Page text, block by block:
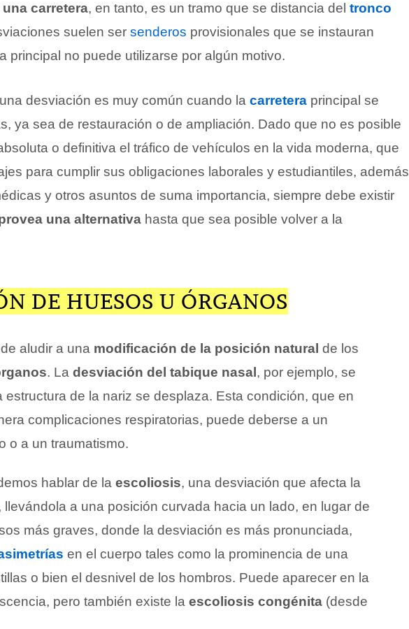
carretera, en tanto, es un tramo que se distancia del tronco
suelen ser senderos provisionales que se instauran
principal no puede utilizarse por algún motivo.
desviación es muy común cuando la carretera principal se
ya sea de restauración o de ampliación. Dado que no es posible
o definitiva el tráfico de vehículos en la vida moderna, que
para cumplir sus obligaciones laborales y estudiantiles, además
y otros asuntos de suma importancia, siempre debe existir
una alternativa hasta que sea posible volver a la
DE HUESOS U ÓRGANOS
aludir a una modificación de la posición natural de los
. La desviación del tabique nasal , por ejemplo, se
estructura de la nariz se desplaza. Esta condición, que en
complicaciones respiratorias, puede deberse a un
o a un traumatismo.
hablar de la escoliosis, una desviación que afecta la
llevándola a una posición curvada hacia un lado, en lugar de
más graves, donde la desviación es más pronunciada,
en el cuerpo tales como la prominencia de una
o bien el desnivel de los hombros. Puede aparecer en la
pero también existe la escoliosis congénita (desde